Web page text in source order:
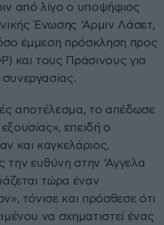
από λίγο ο υποψήφιος
Ένωσης ‘Αρμιν Λάσετ,
έμμεση πρόσκληση προς
και τους Πράσινους για
αποτέλεσμα, το απέδωσε
επειδή ο
και καγκελάριος,
την ευθύνη στην ‘Αγγελα
τώρα έναν
τόνισε και πρόσθεσε ότι
να σχηματιστεί ένας